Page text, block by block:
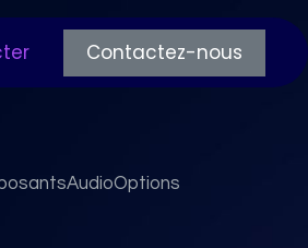
fréquentes
Contactez-nous
AudioOptions